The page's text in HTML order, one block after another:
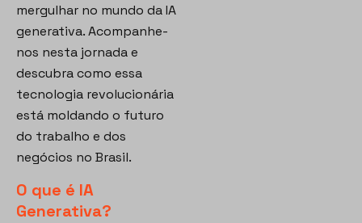
mergulhar no mundo da IA
generativa. Acompanhe-
nos nesta jornada e
descubra como essa
tecnologia revolucionária
está moldando o futuro
do trabalho e dos
negócios no Brasil.
O que é IA
Generativa?